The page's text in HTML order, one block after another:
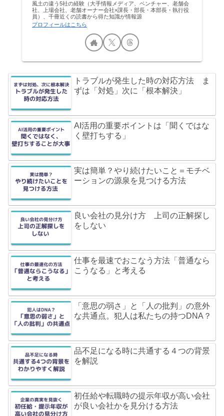
風土の違う5社の経験（大手情報メディア、ベンチャー、老舗会
社、上場会社、老舗オーナー会社×課長・部長・本部長・執行役
員）、千冊近くの読書から得た知識が情報源
プロフィールはこちら
トラブルが発生した時の対応方法 ま
ずは「対処」次に「根本解決」
AI活用の重要ポイントは「聞くではな
く壁打ちする」
実は簡単？やり続けたいこと＝モチベ
ーションの源泉を見つける方法
良い会社の見分け方 上司の正解探し
をしない
仕事を最速でおこなう方法「普通なら
こうなる」と考える
「意思の弱さ」と「人の批判」の意外
な共通点。犯人は私たちの持つDNA？
品不足になる時に共通する４つの背景
を解説
初任給や転職時の提示年収が高い会社
が良い会社かを見分ける方法